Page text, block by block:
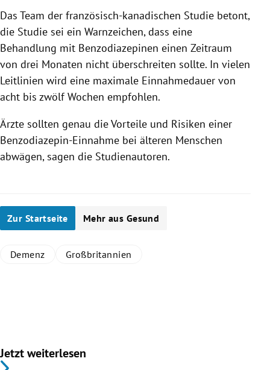
Das Team der französisch-kanadischen Studie betont,
die Studie sei ein Warnzeichen, dass eine
Behandlung mit Benzodiazepinen einen Zeitraum
von drei Monaten nicht überschreiten sollte. In vielen
Leitlinien wird eine maximale Einnahmedauer von
acht bis zwölf Wochen empfohlen.
Ärzte sollten genau die Vorteile und Risiken einer
Benzodiazepin-Einnahme bei älteren Menschen
abwägen, sagen die Studienautoren.
Zur Startseite Mehr aus Gesund
Demenz Großbritannien
Jetzt weiterlesen